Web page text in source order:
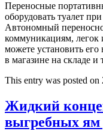
Переносные
оборудовать туалет
Автономный
коммуникациям, легок
можете установить
в магазине на складе и
This entry was posted on
Жидкий
выгребных